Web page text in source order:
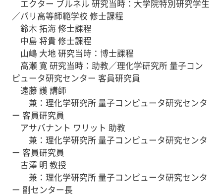
エクター ブルネル 研究当時：大学院特別研究学生
／パリ高等師範学校 修士課程
鈴木 拓海 修士課程
中島 将貴 修士課程
山嶋 大地 研究当時：博士課程
高瀬 寛 研究当時：助教／理化学研究所 量子コン
ピュータ研究センター 客員研究員
遠藤 護 講師
兼：理化学研究所 量子コンピュータ研究センタ
ー 客員研究員
アサバナント ワリット 助教
兼：理化学研究所 量子コンピュータ研究センタ
ー 客員研究員
古澤 明 教授
兼：理化学研究所 量子コンピュータ研究センタ
ー 副センター長